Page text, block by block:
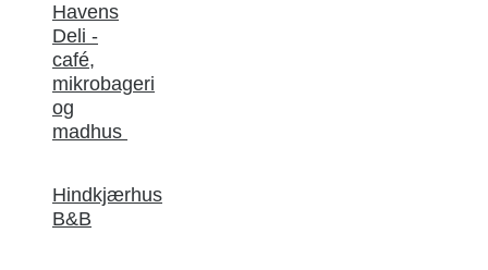
Havens
Deli -
café,
mikrobageri
og
madhus
Hindkjærhus
B&B